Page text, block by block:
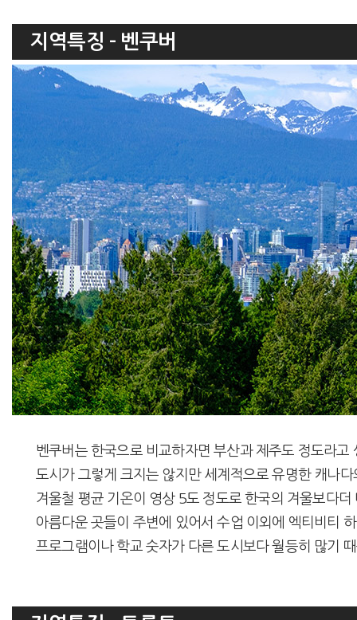
지역특징 - 벤쿠버
벤쿠버는 한국으로 비교하자면 부산과 제주도 정도라
도시가 그렇게 크지는 않지만 세계적으로 유명한 캐나
겨울철 평균 기온이 영상 5도 정도로 한국의 겨울보다
아름다운 곳들이 주변에 있어서 수업 이외에 엑티비티
프로그램이나 학교 숫자가 다른 도시보다 월등히 많기